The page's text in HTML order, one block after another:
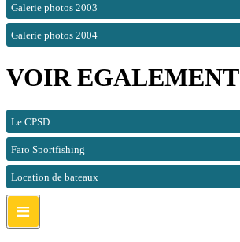
Galerie photos 2003
Galerie photos 2004
VOIR EGALEMENT
Le CPSD
Faro Sportfishing
Location de bateaux
≡